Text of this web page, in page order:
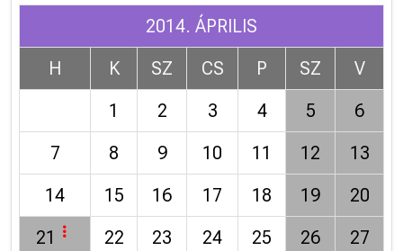
2014. ÁPRILIS
H
K SZ CS P SZ
V
1
2 3 4 5
6
7
8 9 10 11 12
13
14
15 16 17 18 19
20
21
22 23 24 25 26
27